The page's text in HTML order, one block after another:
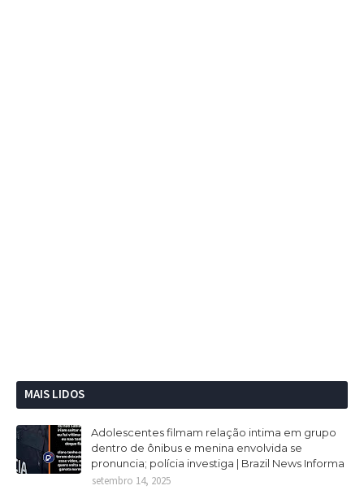
MAIS LIDOS
Adolescentes filmam relação intima em grupo
dentro de ônibus e menina envolvida se
pronuncia; polícia investiga | Brazil News Informa
setembro 14, 2025